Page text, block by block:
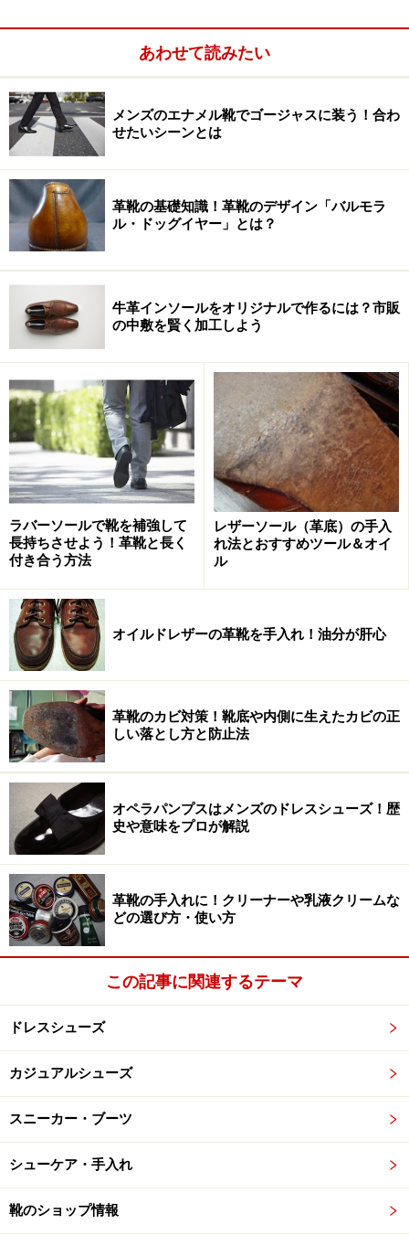
を指す言葉として「バルモラル」を用いることもあるな
ので、注意が必要なのです。どうしてそのような混用が
起きているのか、それを解くカギは「バルモラル」の名
前そもそもの由来にありました。
ちなみに、外羽根式は「鳩目の部分が乗っかっている紐
靴」、内羽根式は「鳩目の部分が潜り込んでいる紐靴」
です。
>>詳しくは記事「革靴の内羽根式・外羽根式の違いは？
普段用と冠婚葬祭用の違いとは」参照
内羽根式の紐靴は1853年、英国のヴィクトリア女王の夫
君であるアルバート公が考案したとの説が有力で、彼が
好んだスコットランドの王室御用邸である「バルモラル
城」に因んで、（特に英国で）それを「バルモラル」と
呼ぶようになりました。
また、当時の紐靴と言えば今日の主流である短靴＝シュ
ーズではなく、圧倒的にブーツが多数派。そして、
の内羽根式のブーツは、トウキャップや鳩目周りから始
まるブローギングやステッチングが土踏まずで着地せ
ず、かかと部まで伸びるデザインのものが多かった
す。確かにその形状は、長く伸びた「城壁」をイメージ
させてくれます。
実は「バルモラル」のディテールの直接的な起源は、20世紀
初頭まで主流だったこのような内羽根式のレースアップブー
ツです。短靴に主役の座を明け渡して以降、結果的にその名
は、このブーツに含まれる2つの要素の双方を指すことにな
ったのです。
つまり、ブーツ主体だった時代には一足の靴に同時に現
れる傾向があった2つの意匠――内羽根式と、かかとまで
つながったブローギングやステッチング――これらが、
シ
か現れなくなることが多くなってしまった
のです。これ
により、「バルモラル」は結果的に双方の意味を示すよ
あわせて読みたい
メンズのエナメル靴でゴージャスに装う！合わ
せたいシーンとは
革靴の基礎知識！革靴のデザイン「バルモラ
ル・ドッグイヤー」とは？
牛革インソールをオリジナルで作るには？市販
の中敷を賢く加工しよう
ラバーソールで靴を補強して
長持ちさせよう！革靴と長く
付き合う方法
レザーソール（革底）の手入
れ法とおすすめツール＆オイ
ル
オイルドレザーの革靴を手入れ！油分が肝心
革靴のカビ対策！靴底や内側に生えたカビの正
しい落とし方と防止法
オペラパンプスはメンズのドレスシューズ！歴
史や意味をプロが解説
革靴の手入れに！クリーナーや乳液クリームな
どの選び方・使い方
この記事に関連するテーマ
ドレスシューズ
カジュアルシューズ
スニーカー・ブーツ
シューケア・手入れ
靴のショップ情報